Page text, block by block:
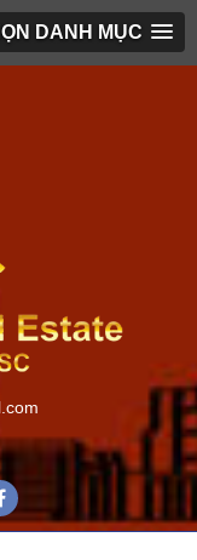
DANH MỤC